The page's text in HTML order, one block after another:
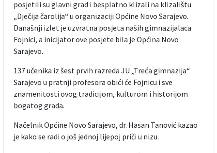
posjetili su glavni grad i besplatno klizali na klizalištu
„Dječija čarolija“ u organizaciji Općine Novo Sarajevo.
Današnji izlet je uzvratna posjeta naših gimnazijalaca
Fojnici, a inicijator ove posjete bila je Općina Novo
Sarajevo.
137 učenika iz šest prvih razreda JU „Treća gimnazija“
Sarajevo u pratnji profesora obići će Fojnicu i sve
znamenitosti ovog tradicijom, kulturom i historijom
bogatog grada.
Načelnik Općine Novo Sarajevo, dr. Hasan Tanović kazao
je kako se radi o još jednoj lijepoj priči u nizu.